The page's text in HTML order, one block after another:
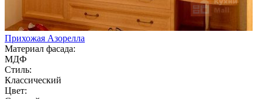
Прихожая Азорелла
Материал фасада:
МДФ
Стиль:
Классический
Цвет: